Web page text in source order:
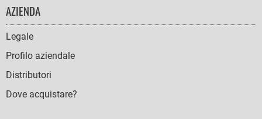
FOOTER
NAVIGATION
AZIENDA
Legale
Profilo aziendale
Distributori
Dove acquistare?